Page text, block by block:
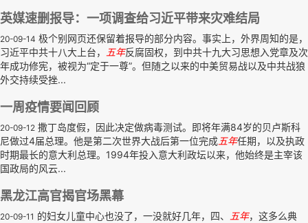
英媒速删报导：一项调查给习近平带来灾难结局
20-09-14 极个别网页还保留着报导的部分内容。事实上，外界周知的是，
习近平中共十八大上台，
五年反腐固权，到中共十九大习思想入党章及次
年成功修宪，被视为“定于一尊”。但随之以来的中美贸易战以及中共战狼
外交持续受挫...
一周疫情要闻回顾
20-09-12 撒丁岛度假，因此决定做病毒测试。即将年满84岁的贝卢斯科
尼做过4届总理。他是第二次世界大战后第一位完成 五年任期，以及执政
时期最长的意大利总理。1994年投入意大利政坛以来，他始终是主宰该
国政局的风云...
黑龙江高官揭官场黑幕
20-09-11 的妇女儿童中心也没了，一没就好几年，四、 五年，这多么典